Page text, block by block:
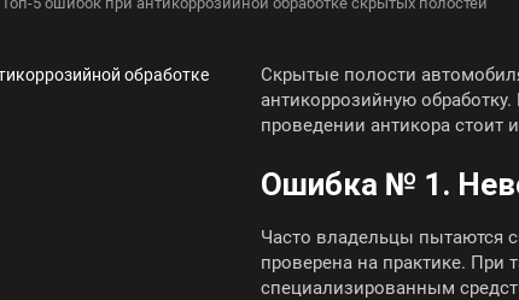
Скрытые полости
антикоррозийную
проведении антикора стоит
Ошибка № 1.
Часто владельцы пытаются
проверена на практике. При
специализированным